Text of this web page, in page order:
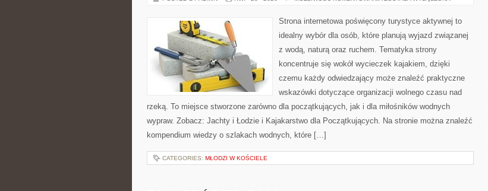
Strona internetowa poświęcony turystyce aktywnej to
idealny wybór dla osób, które planują wyjazd związanej
z wodą, naturą oraz ruchem. Tematyka strony
koncentruje się wokół wycieczek kajakiem, dzięki
czemu każdy odwiedzający może znaleźć praktyczne
wskazówki dotyczące organizacji wolnego czasu nad
rzeką. To miejsce stworzone zarówno dla początkujących, jak i dla miłośników wodnych
wypraw. Zobacz: Jachty i Łodzie i Kajakarstwo dla Początkujących. Na stronie można znaleźć
kompendium wiedzy o szlakach wodnych, które […]
CATEGORIES: MŁODZI W KOŚCIELE